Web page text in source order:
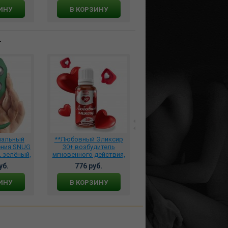
В КОРЗИНУ
SNUG
зелёный,
**Любовный Эликсир
30+ возбудитель
мгновенного действия,
ЛЭ-02
776 руб.
В КОРЗИНУ